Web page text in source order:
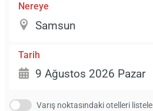
Nereye
Tarih
Varış noktasındaki otelleri listele